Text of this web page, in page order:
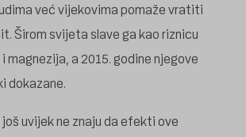
već vijekovima pomaže vratiti
Širom svijeta slave ga kao riznicu
magnezija, a 2015. godine njegove
dokazane.
uvijek ne znaju da efekti ove